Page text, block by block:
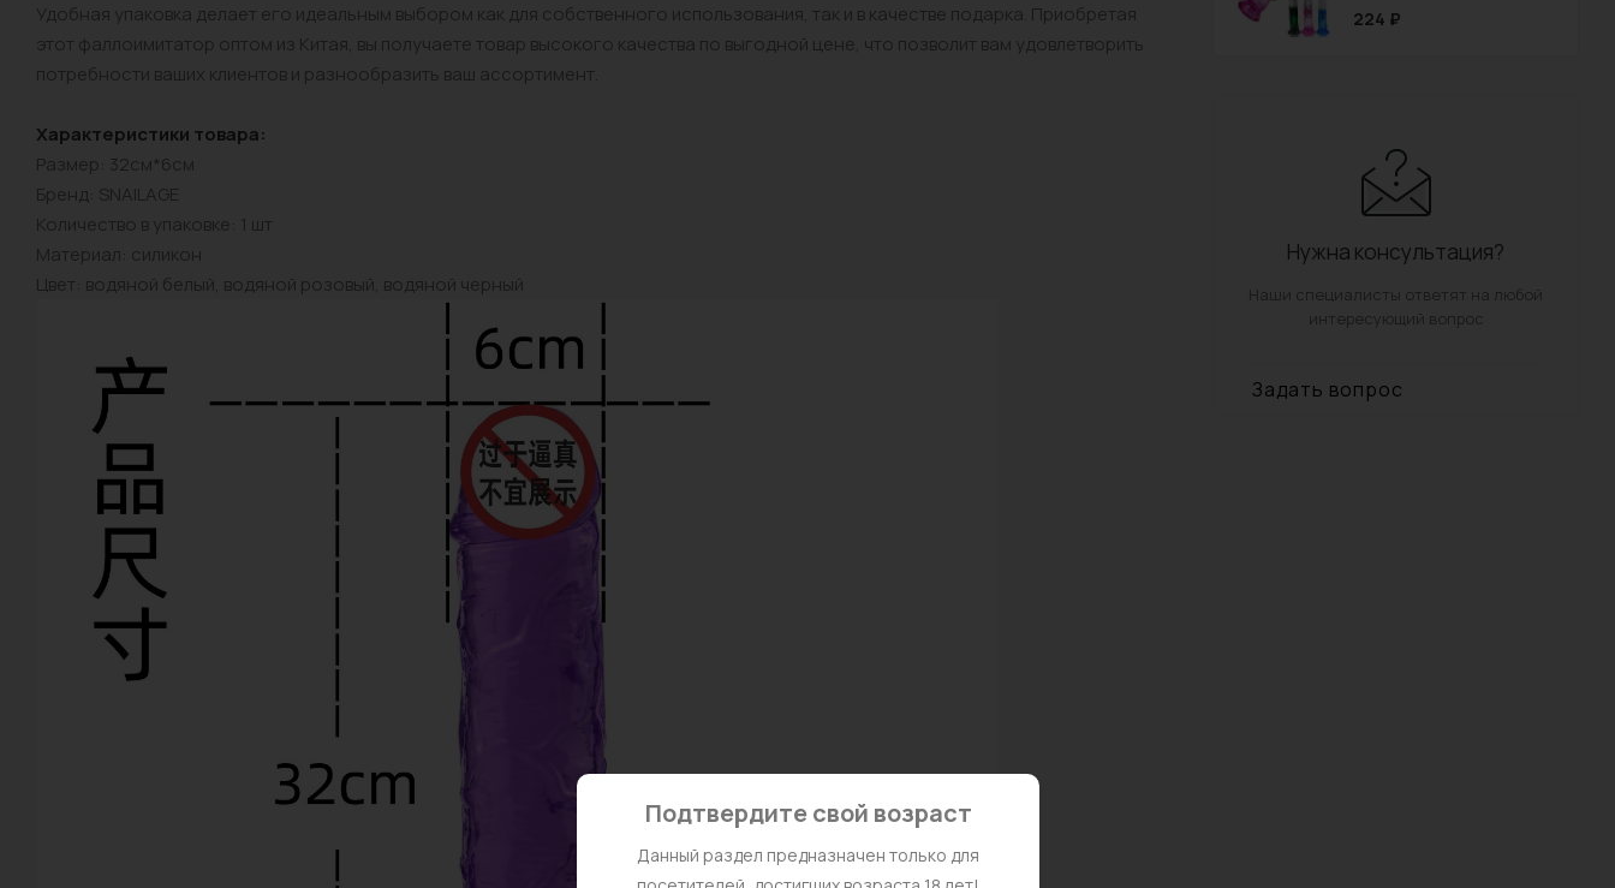
Удобная упаковка делает его идеальным выбором как для собственного использования, так и в качестве подарка. Приобретая
этот фаллоимитатор оптом из Китая, вы получаете товар высокого качества по выгодной цене, что позволит вам удовлетворить
потребности ваших клиентов и разнообразить ваш ассортимент.
Характеристики товара:
Размер: 32см*6см
Бренд: SNAILAGE
Количество в упаковке: 1 шт
Материал: силикон
Цвет: водяной белый, водяной розовый, водяной черный
224 ₽
Нужна консультация?
Наши специалисты ответят на любой
интересующий вопрос
Задать вопрос
Подтвердите свой возраст
Данный раздел предназначен только для